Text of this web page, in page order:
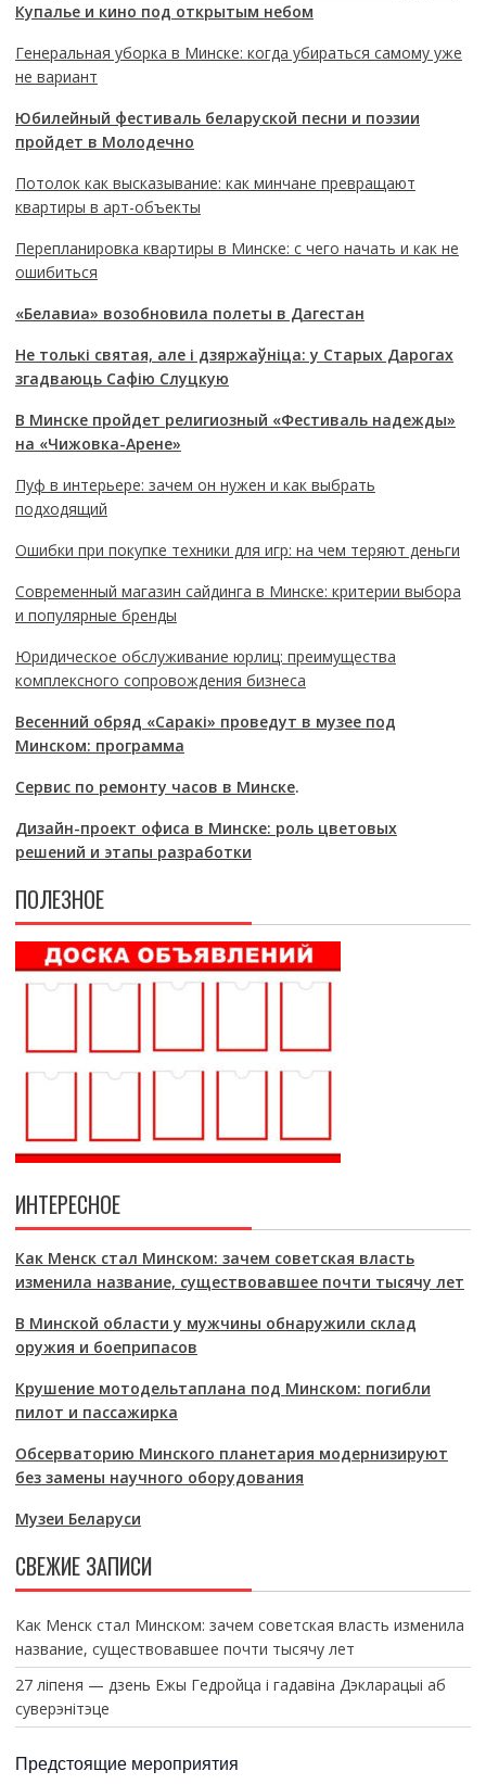
Купалье и кино под открытым небом
Генеральная уборка в Минске: когда убираться самому уже
не вариант
Юбилейный фестиваль беларуской песни и поэзии
пройдет в Молодечно
Потолок как высказывание: как минчане превращают
квартиры в арт-объекты
Перепланировка квартиры в Минске: с чего начать и как не
ошибиться
«Белавиа» возобновила полеты в Дагестан
Не толькі святая, але і дзяржаўніца: у Старых Дарогах
згадваюць Сафію Слуцкую
В Минске пройдет религиозный «Фестиваль надежды»
на «Чижовка-Арене»
Пуф в интерьере: зачем он нужен и как выбрать
подходящий
Ошибки при покупке техники для игр: на чем теряют деньги
Современный магазин сайдинга в Минске: критерии выбора
и популярные бренды
Юридическое обслуживание юрлиц: преимущества
комплексного сопровождения бизнеса
Весенний обряд «Саракі» проведут в музее под
Минском: программа
Сервис по ремонту часов в Минске.
Дизайн-проект офиса в Минске: роль цветовых
решений и этапы разработки
ПОЛЕЗНОЕ
ИНТЕРЕСНОЕ
Как Менск стал Минском: зачем советская власть
изменила название, существовавшее почти тысячу лет
В Минской области у мужчины обнаружили склад
оружия и боеприпасов
Крушение мотодельтаплана под Минском: погибли
пилот и пассажирка
Обсерваторию Минского планетария модернизируют
без замены научного оборудования
Музеи Беларуси
СВЕЖИЕ ЗАПИСИ
Как Менск стал Минском: зачем советская власть изменила
название, существовавшее почти тысячу лет
27 ліпеня — дзень Ежы Гедройца і гадавіна Дэкларацыі аб
суверэнітэце
Предстоящие мероприятия